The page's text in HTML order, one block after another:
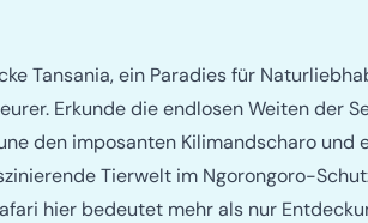
Tansania, ein Paradies für
Erkunde die endlosen Weiten der
den imposanten Kilimandscharo und
Tierwelt im Ngorongoro-
hier bedeutet mehr als nur